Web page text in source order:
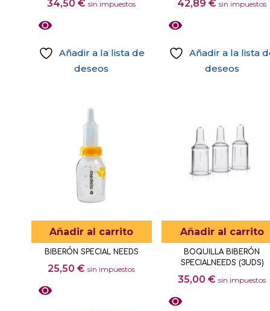
34,50€ sin impuestos
Añadir a la lista de
deseos
42,89€ sin impuestos
Añadir a la lista
deseos
Añadir al carrito
BIBERÓN SPECIAL NEEDS
25,50€ sin impuestos
Añadir al carrito
BOQUILLA BIBERÓN
SPECIALNEEDS (3UDS)
35,00€ sin impuestos